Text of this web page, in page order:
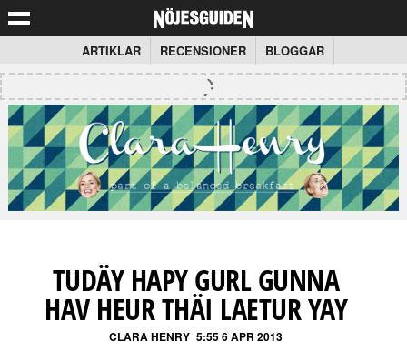
ARTIKLAR RECENSIONER BLOGGAR
TUDÄY HAPY GURL GUNNA
HAV HEUR THÄI LAETUR YAY
CLARA HENRY 5:55 6 APR 2013